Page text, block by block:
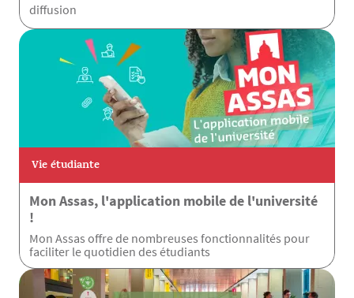
diffusion
Vie étudiante
Mon Assas, l'application mobile de l'université
!
Mon Assas offre de nombreuses fonctionnalités pour
faciliter le quotidien des étudiants